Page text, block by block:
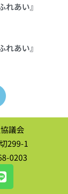
あい』
あい』
議会
299-1
0203